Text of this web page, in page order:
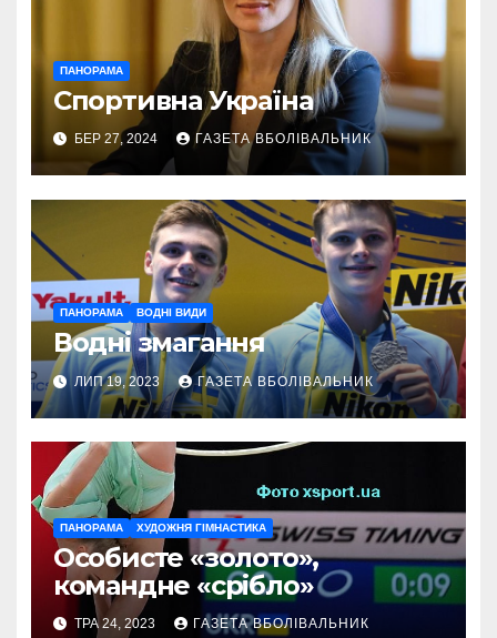
ПАНОРАМА
Спортивна Україна
БЕР 27, 2024 ГАЗЕТА ВБОЛІВАЛЬНИК
ПАНОРАМА ВОДНІ ВИДИ
Водні змагання
ЛИП 19, 2023 ГАЗЕТА ВБОЛІВАЛЬНИК
ПАНОРАМА ХУДОЖНЯ ГІМНАСТИКА
Особисте «золото»,
командне «срібло»
ТРА 24, 2023 ГАЗЕТА ВБОЛІВАЛЬНИК